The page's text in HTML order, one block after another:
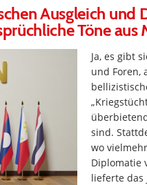
Ausgleich und
Töne aus
Ja, es gibt
und Foren,
sind.
wo
Diplomatie
lieferte